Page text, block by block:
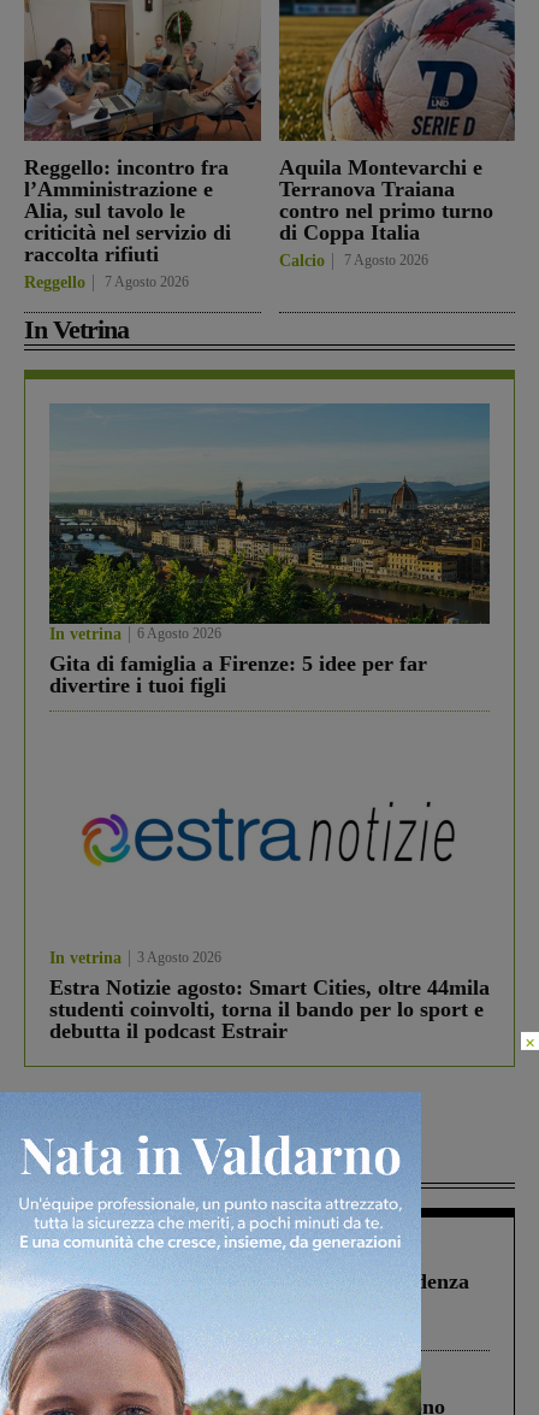
Reggello: incontro fra
l’Amministrazione e
Alia, sul tavolo le
criticità nel servizio di
raccolta rifiuti
Reggello 7 Agosto 2026
Aquila Montevarchi e
Terranova Traiana
contro nel primo turno
di Coppa Italia
Calcio 7 Agosto 2026
In Vetrina
In vetrina 6 Agosto 2026
Gita di famiglia a Firenze: 5 idee per far
divertire i tuoi figli
In vetrina 3 Agosto 2026
Estra Notizie agosto: Smart Cities, oltre 44mila
studenti coinvolti, torna il bando per lo sport e
debutta il podcast Estrair
Più lette
Figline Incisa Valdarno 1 Agosto 2026
Piscina di Figline finanziata oltre la scadenza
Pnrr, il gruppo di Fratelli d’Italia: “Un
ringraziamento al Governo”
Cronaca 4 Agosto 2026
Un anno fa la strage in A1 in cui morirono
×